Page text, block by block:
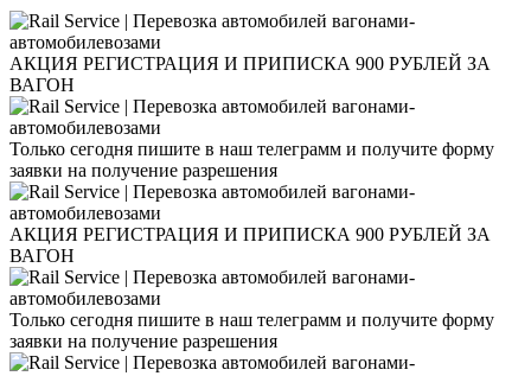
АКЦИЯ РЕГИСТРАЦИЯ И ПРИПИСКА 900 РУБЛЕЙ ЗА
ВАГОН
Только сегодня пишите в наш телеграмм и получите форму
заявки на получение разрешения
АКЦИЯ РЕГИСТРАЦИЯ И ПРИПИСКА 900 РУБЛЕЙ ЗА
ВАГОН
Только сегодня пишите в наш телеграмм и получите форму
заявки на получение разрешения